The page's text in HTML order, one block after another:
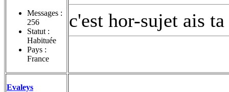
Messages :
256
Statut :
Habituée
Pays :
France
c'est hor-sujet ais
Evaleys